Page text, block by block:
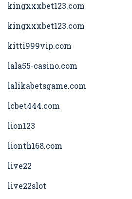
kingxxxbet123.com
kingxxxbet123.com
kitti999vip.com
lala55-casino.com
lalikabetsgame.com
lcbet444.com
lion123
lionth168.com
live22
live22slot